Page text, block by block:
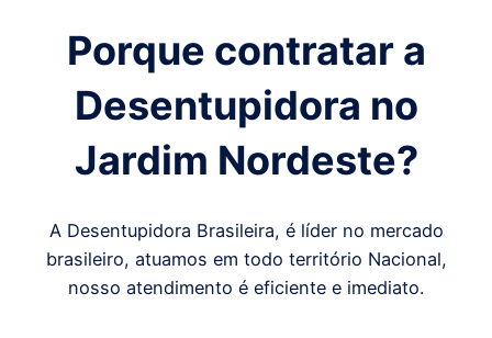
Porque contratar a
Desentupidora no
Jardim Nordeste?
A Desentupidora Brasileira, é líder no mercado
brasileiro, atuamos em todo território Nacional,
nosso atendimento é eficiente e imediato.